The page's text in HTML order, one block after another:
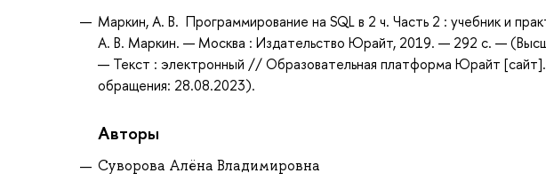
Маркин, А. В. Программирование на SQL в 2 ч. Часть 2 : учебник и
А. В. Маркин. — Москва : Издательство Юрайт, 2019. — 292 с. —
— Текст : электронный // Образовательная платформа Юрайт
обращения: 28.08.2023).
Авторы
Суворова Алёна Владимировна